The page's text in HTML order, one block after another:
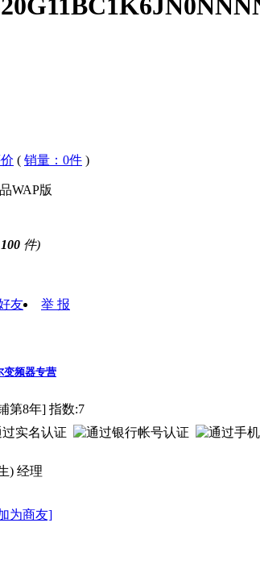
( 销量：0件 )
100 件)
友
举 报
变频器专营
第8年] 指数:7
) 经理
为商友]